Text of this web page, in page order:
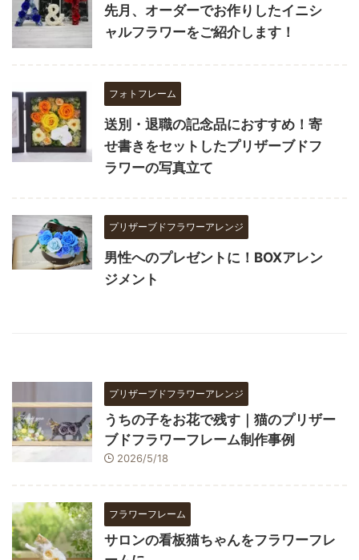
先月、オーダーでお作りしたイニシ
ャルフラワーをご紹介します！
フォトフレーム
送別・退職の記念品におすすめ！寄
せ書きをセットしたプリザーブドフ
ラワーの写真立て
プリザーブドフラワーアレンジ
男性へのプレゼントに！BOXアレン
ジメント
プリザーブドフラワーアレンジ
うちの子をお花で残す｜猫のプリザー
ブドフラワーフレーム制作事例
2026/5/18
フラワーフレーム
サロンの看板猫ちゃんをフラワーフレ